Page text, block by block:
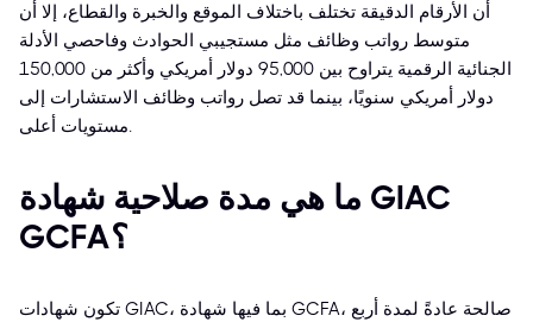
أن الأرقام الدقيقة تختلف باختلاف الموقع والخبرة والقطاع، إلا أن
متوسط رواتب وظائف مثل مستجيبي الحوادث وفاحصي الأدلة
الجنائية الرقمية يتراوح بين 95,000 دولار أمريكي وأكثر من 150,000
دولار أمريكي سنويًا، بينما قد تصل رواتب وظائف الاستشارات إلى
مستويات أعلى.
ما هي مدة صلاحية شهادة GIAC
GCFA؟
تكون شهادات GIAC، بما فيها شهادة GCFA، صالحة عادةً لمدة أربع